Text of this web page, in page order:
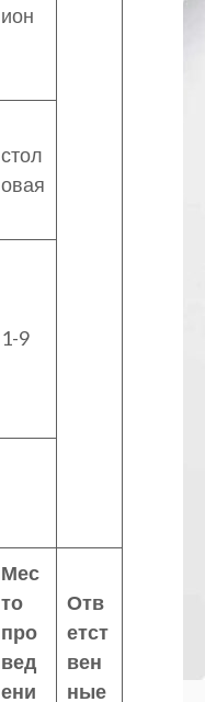
ион
стол
овая
1-9
Мес
то
про
вед
ени
Отв
етст
вен
ные